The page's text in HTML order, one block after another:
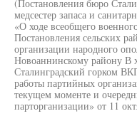
(Постановления бюро
медсестер запаса и
«О ходе всеобщего
Постановления сельских
организации народного
Новоаннинскому району В
Сталинградский горком
работы партийных
текущем моменте и
парторганизации» от 11